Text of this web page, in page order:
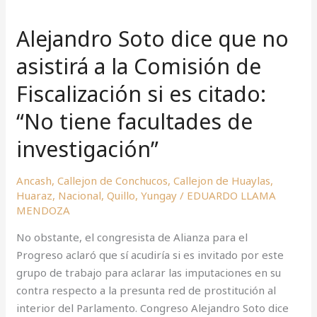
Alejandro Soto dice que no
asistirá a la Comisión de
Fiscalización si es citado:
“No tiene facultades de
investigación”
Ancash,Callejon de Conchucos,Callejon de Huaylas,
Huaraz, Nacional,Quillo,Yungay / EDUARDO LLAMA
MENDOZA
No obstante, el congresista de Alianza para el
Progreso aclaró que sí acudiría si es invitado por este
grupo de trabajo para aclarar las imputaciones en su
contra respecto a la presunta red de prostitución al
interior del Parlamento. Congreso Alejandro Soto dice
dice
no
asistirá
a
la
Comisión
de
Fiscalización
si
es
tiene
facultades